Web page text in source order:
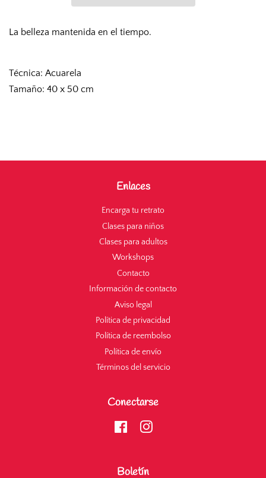
La belleza mantenida en el tiempo.
Técnica: Acuarela
Tamaño: 40 x 50 cm
Enlaces
Encarga tu retrato
Clases para niños
Clases para adultos
Workshops
Contacto
Información de contacto
Aviso legal
Política de privacidad
Política de reembolso
Política de envío
Términos del servicio
Conectarse
FacebookInstagram
Boletín